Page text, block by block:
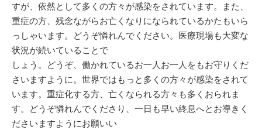
すが、依然として多くの方々が感染をされています。また、
重症の方、残念ながらお亡くなりになられているかたもいら
っしゃいます。どうぞ憐れんでください。医療現場も大変な
状況が続いていることで
しょう。どうぞ、働かれているお一人お一人をもお守りくだ
さいますように。世界ではもっと多くの方々が感染をされて
います。重症化する方、亡くなられる方々も多くおられま
す。どうぞ憐れんでくださり、一日も早い終息へとお導きく
ださいますようにお願いい